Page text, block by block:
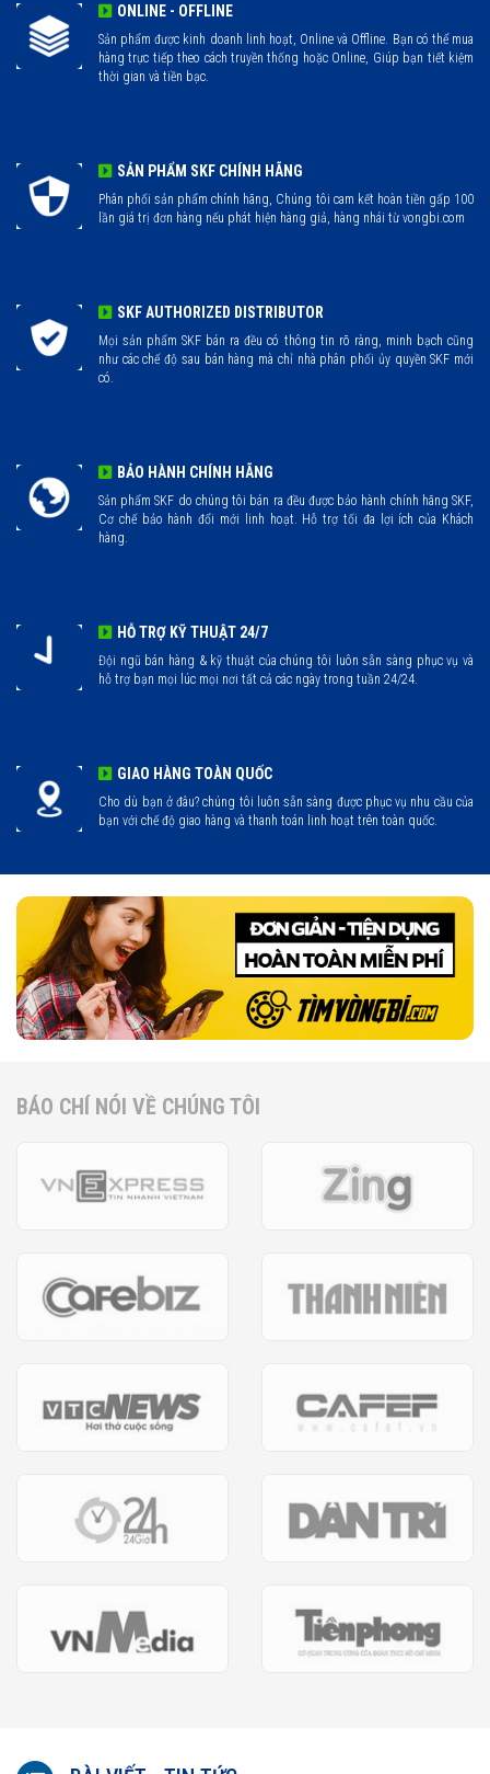
ONLINE - OFFLINE
Sản phẩm được kinh doanh linh hoạt, Online và Offline. Bạn có thể mua
hàng trực tiếp theo cách truyền thống hoặc Online, Giúp bạn tiết kiệm
thời gian và tiền bạc.
SẢN PHẨM SKF CHÍNH HÃNG
Phân phối sản phẩm chính hãng, Chúng tôi cam kết hoàn tiền gấp 100
lần giá trị đơn hàng nếu phát hiện hàng giả, hàng nhái từ vongbi.com
SKF AUTHORIZED DISTRIBUTOR
Mọi sản phẩm SKF bán ra đều có thông tin rõ ràng, minh bạch cũng
như các chế độ sau bán hàng mà chỉ nhà phân phối ủy quyền SKF mới
có.
BẢO HÀNH CHÍNH HÃNG
Sản phẩm SKF do chúng tôi bán ra đều được bảo hành chính hãng SKF,
Cơ chế bảo hành đổi mới linh hoạt. Hỗ trợ tối đa lợi ích của Khách
hàng.
HỖ TRỢ KỸ THUẬT 24/7
Đội ngũ bán hàng & kỹ thuật của chúng tôi luôn sẵn sàng phục vụ và
hỗ trợ bạn mọi lúc mọi nơi tất cả các ngày trong tuần 24/24.
GIAO HÀNG TOÀN QUỐC
Cho dù bạn ở đâu? chúng tôi luôn sẵn sàng được phục vụ nhu cầu của
bạn với chế độ giao hàng và thanh toán linh hoạt trên toàn quốc.
BÁO CHÍ NÓI VỀ CHÚNG TÔI